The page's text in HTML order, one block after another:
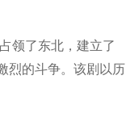
领了东北，建立了
烈的斗争。该剧以历